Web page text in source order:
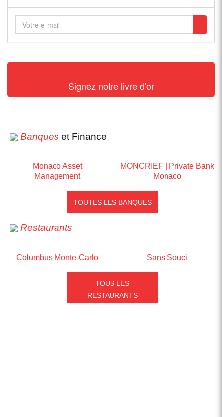
Signez notre livre d'or
Banques et Finance
Monaco Asset
Management
MONCRIEF | Private Bank
Monaco
TOUTES LES BANQUES
Restaurants
Columbus Monte-Carlo Sans Souci
TOUS LES
RESTAURANTS